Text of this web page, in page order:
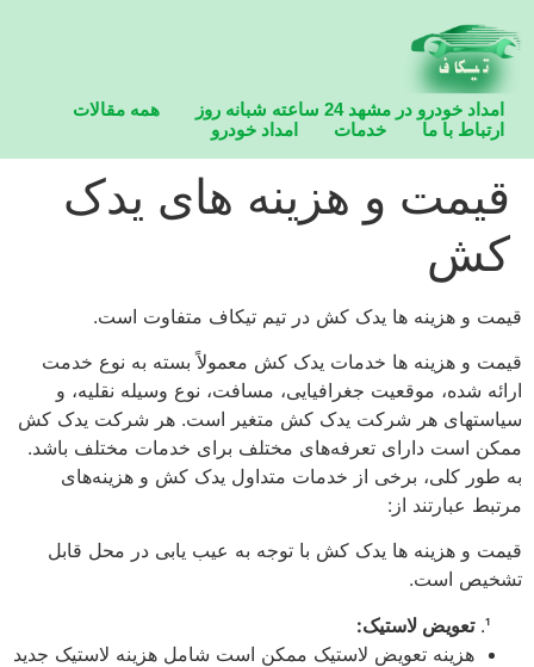
امداد خودرو در مشهد 24 ساعته شبانه روز
همه مقالات
ارتباط با ما
خدمات امداد خودرو
قیمت و هزینه های یدک
کش
قیمت و هزینه ها یدک کش در تیم تیکاف متفاوت است.
قیمت و هزینه ها خدمات یدک کش معمولاً بسته به نوع خدمت
ارائه شده، موقعیت جغرافیایی، مسافت، نوع وسیله نقلیه، و
سیاستهای هر شرکت یدک کش متغیر است. هر شرکت یدک کش
ممکن است دارای تعرفه‌های مختلف برای خدمات مختلف باشد.
به طور کلی، برخی از خدمات متداول یدک کش و هزینه‌های
مرتبط عبارتند از:
قیمت و هزینه ها یدک کش با توجه به عیب یابی در محل قابل
تشخیص است.
تعویض لاستیک:
هزینه تعویض لاستیک ممکن است شامل هزینه لاستیک جدید